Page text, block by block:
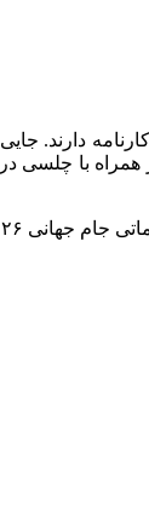
ماه مارس شود.